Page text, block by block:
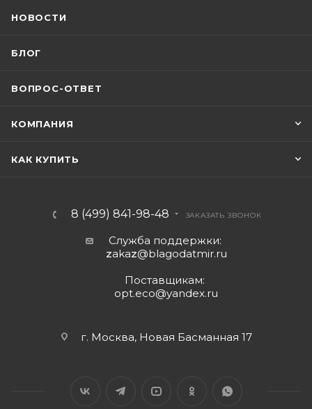
НОВОСТИ
БЛОГ
ВОПРОС-ОТВЕТ
КОМПАНИЯ
КАК КУПИТЬ
8 (499) 841-98-48 ЗАКАЗАТЬ ЗВОНОК
Служба поддержки:
zakaz@blagodatmir.ru
Поставщикам:
opt.eco@yandex.ru
г. Москва, Новая Басманная 17